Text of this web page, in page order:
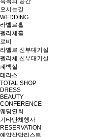
오시는길
WEDDING
라벨르홀
펠리체홀
로비
라벨르 신부대기실
펠리체 신부대기실
폐백실
테라스
TOTAL SHOP
DRESS
BEAUTY
CONFERENCE
웨딩연회
기타단체행사
RESERVATION
예약상담리스트